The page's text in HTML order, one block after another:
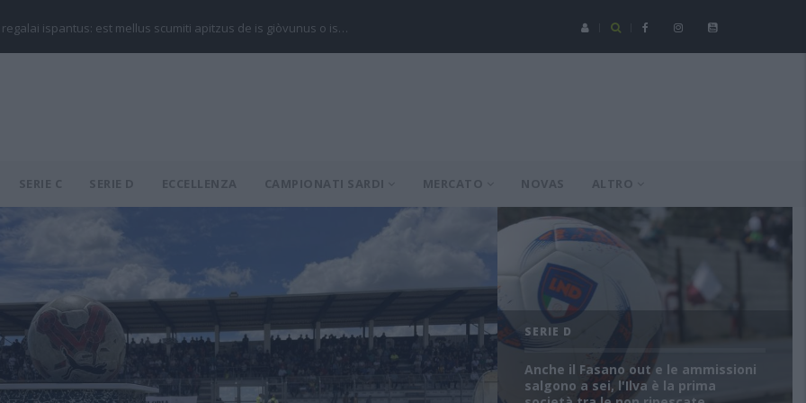
regalai ispantus: est mellus scumiti apitzus de is giòvunus o is… Serie C - Coppa Italia: Spezia-Torres posticipata a domenica 16
SERIE C SERIE D ECCELLENZA CAMPIONATI SARDI MERCATO NOVAS ALTRO
SERIE D
Anche il Fasano out e le ammissioni
salgono a sei, l'Ilva è la prima